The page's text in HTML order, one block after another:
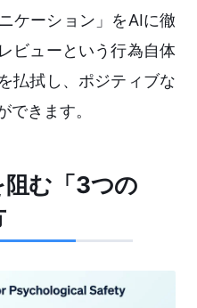
ケーション」をAIに徹
ビューという行為自体
払拭し、ポジティブな
できます。
む「3つの